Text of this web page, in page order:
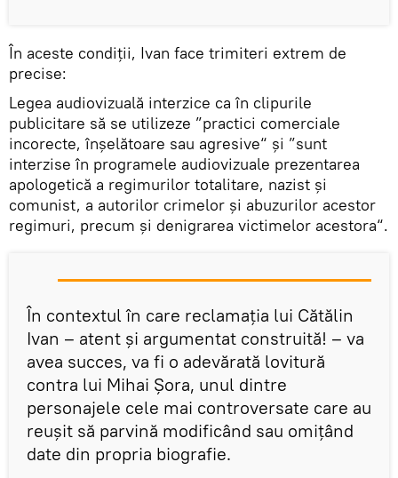
În aceste condiții, Ivan face trimiteri extrem de
precise:
Legea audiovizuală interzice ca în clipurile
publicitare să se utilizeze ”practici comerciale
incorecte, înșelătoare sau agresive“ și ”sunt
interzise în programele audiovizuale prezentarea
apologetică a regimurilor totalitare, nazist și
comunist, a autorilor crimelor și abuzurilor acestor
regimuri, precum și denigrarea victimelor acestora“.
În contextul în care reclamația lui Cătălin
Ivan – atent și argumentat construită! – va
avea succes, va fi o adevărată lovitură
contra lui Mihai Șora, unul dintre
personajele cele mai controversate care au
reușit să parvină modificând sau omițând
date din propria biografie.